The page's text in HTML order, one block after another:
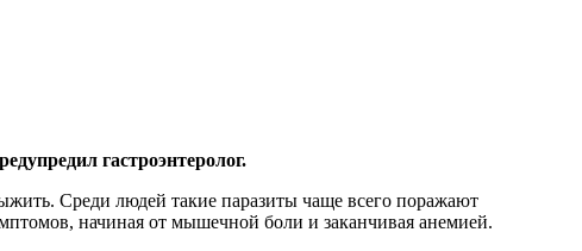
гастроэнтеролог.
Среди людей такие паразиты чаще всего поражают
начиная от мышечной боли и заканчивая анемией.